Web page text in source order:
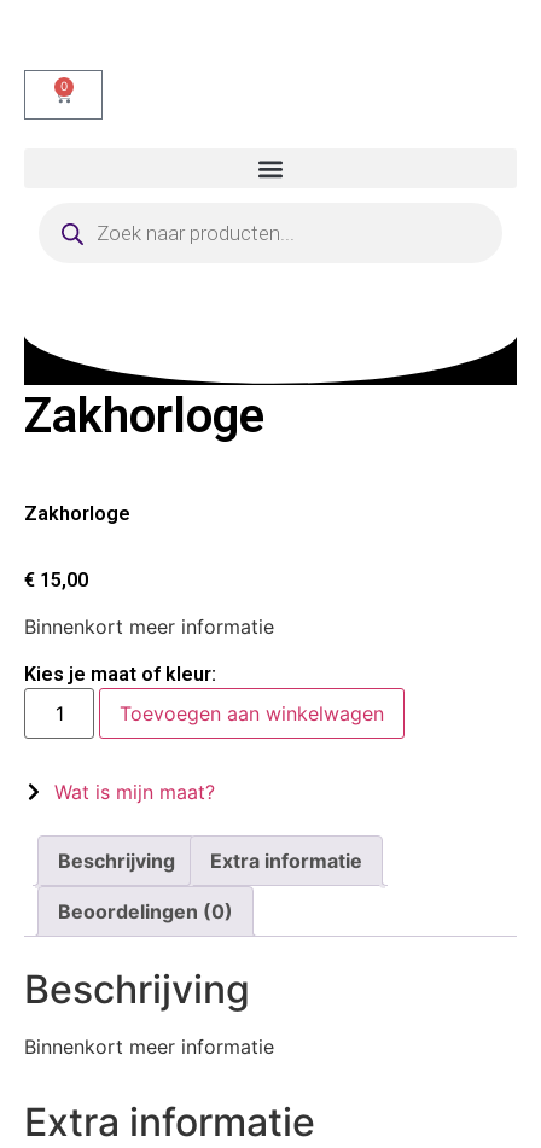
0
Zakhorloge
Zakhorloge
€ 15,00
Binnenkort meer informatie
Kies je maat of kleur:
Toevoegen aan winkelwagen
Wat is mijn maat?
Beschrijving Extra informatie
Beoordelingen (0)
Beschrijving
Binnenkort meer informatie
Extra informatie